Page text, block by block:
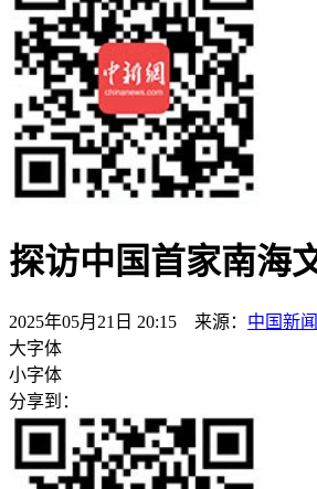
探访中国首家南海
2025年05月21日 20:15 来源： 中国新
大字体
小字体
分享到：